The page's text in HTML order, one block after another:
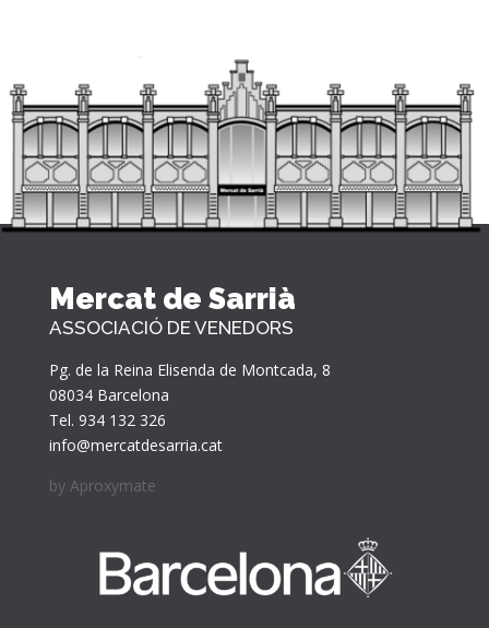
Mercat de Sarrià
ASSOCIACIÓ DE VENEDORS
Pg. de la Reina Elisenda de Montcada, 8
08034 Barcelona
Tel. 934 132 326
info@mercatdesarria.cat
by Aproxymate